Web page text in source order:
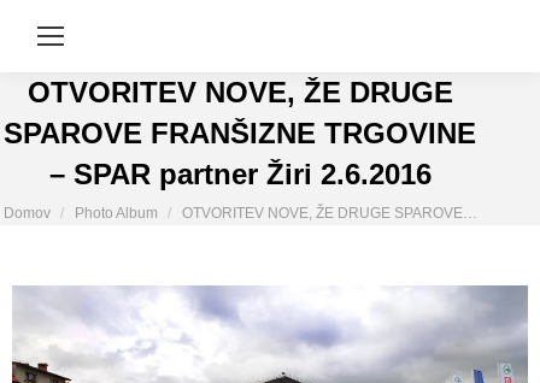
OTVORITEV NOVE, ŽE DRUGE
SPAROVE FRANŠIZNE TRGOVINE
– SPAR partner Žiri 2.6.2016
You are here:
Domov Photo Album OTVORITEV NOVE, ŽE DRUGE SPAROVE…